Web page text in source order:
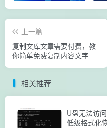
上一篇
复制文库文章需要付费，教
你简单免费复制内容文字
相关推荐
U盘无法访
低级格式化